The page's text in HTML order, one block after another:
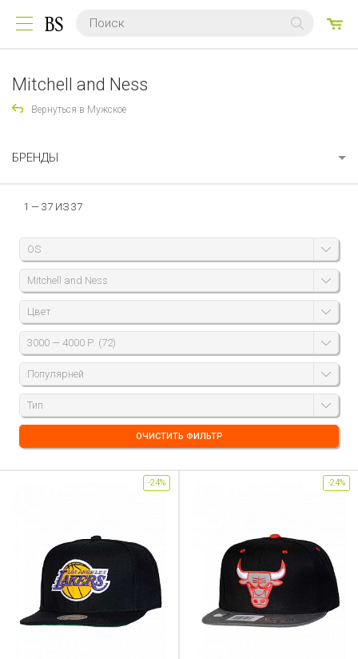
Mitchell and Ness
Вернуться в Мужское
БРЕНДЫ
1 — 37 ИЗ 37
OS
Mitchell and Ness
Цвет
3000 — 4000 Р. (72)
Популярней
Тип
ОЧИСТИТЬ ФИЛЬТР
-24% -24%